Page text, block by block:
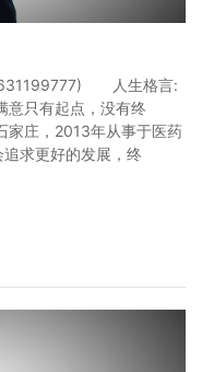
人生格言:
只有起点，没有终
庄，2013年从事于医药
求更好的发展，终